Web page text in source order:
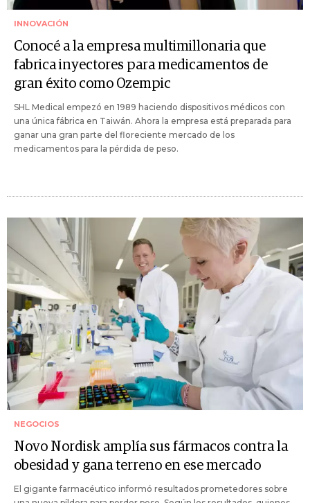
INNOVACIÓN
Conocé a la empresa multimillonaria que
fabrica inyectores para medicamentos de
gran éxito como Ozempic
SHL Medical empezó en 1989 haciendo dispositivos médicos con
una única fábrica en Taiwán. Ahora la empresa está preparada para
ganar una gran parte del floreciente mercado de los
medicamentos para la pérdida de peso.
NEGOCIOS
Novo Nordisk amplía sus fármacos contra la
obesidad y gana terreno en ese mercado
El gigante farmacéutico informó resultados prometedores sobre